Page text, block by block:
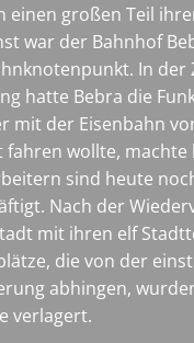
einen großen Teil
war der Bahnhof
In der
hatte Bebra die
mit der Eisenbahn
wollte, machte
sind heute
Nach der
mit ihren elf
die von der
abhingen,
verlagert.